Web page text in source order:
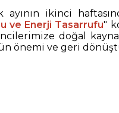
ikinci
ve Enerji Tasarrufu"
doğal
önemi ve geri